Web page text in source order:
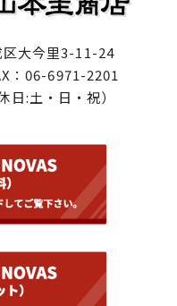
大今里3-11-24
：06-6971-2201
日:土・日・祝）